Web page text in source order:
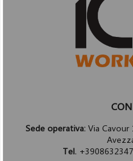
Sede operativa:Via Cavour
Tel.